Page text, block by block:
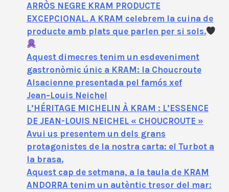
ARRÒS NEGRE KRAM PRODUCTE
EXCEPCIONAL. A KRAM celebrem la cuina de
producte amb plats que parlen per si sols.
Aquest dimecres tenim un esdeveniment
gastronòmic únic a KRAM: la Choucroute
Alsacienne presentada pel famós xef
Jean‑Louis Neichel
L’HÉRITAGE MICHELIN À KRAM : L’ESSENCE
DE JEAN-LOUIS NEICHEL « CHOUCROUTE »
Avui us presentem un dels grans
protagonistes de la nostra carta: el Turbot a
la brasa.
Aquest cap de setmana, a la taula de KRAM
ANDORRA tenim un autèntic tresor del mar: